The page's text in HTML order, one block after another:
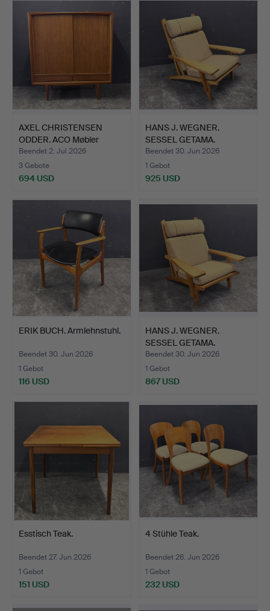
AXEL CHRISTENSEN
ODDER. ACO Møbler
Highboa…
Beendet 2. Jul 2026
3 Gebote
694 USD
HANS J. WEGNER.
SESSEL GETAMA.
Beendet 30. Jun 2026
1 Gebot
925 USD
ERIK BUCH. Armlehnstuhl.
Beendet 30. Jun 2026
1 Gebot
116 USD
HANS J. WEGNER.
SESSEL GETAMA.
Beendet 30. Jun 2026
1 Gebot
867 USD
Esstisch Teak.
Beendet 27. Jun 2026
1 Gebot
151 USD
4 Stühle Teak.
Beendet 26. Jun 2026
1 Gebot
232 USD